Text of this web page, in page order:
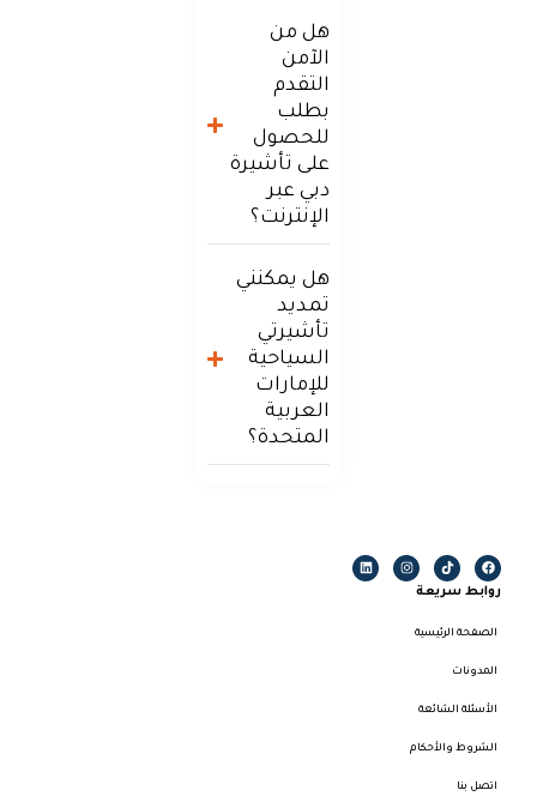
هل من
الآمن
التقدم
بطلب
للحصول
على تأشيرة
دبي عبر
الإنترنت؟
هل يمكنني
تمديد
تأشيرتي
السياحية
للإمارات
العربية
المتحدة؟
روابط سريعة
الصفحة الرئيسية
المدونات
الأسئلة الشائعة
الشروط والأحكام
اتصل بنا